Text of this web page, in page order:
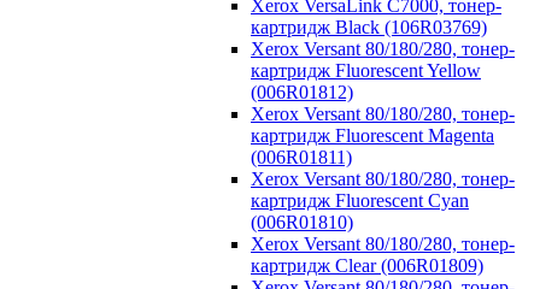
Xerox VersaLink C7000, тонер-
картридж Black (106R03769)
Xerox Versant 80/180/280, тонер-
картридж Fluorescent Yellow
(006R01812)
Xerox Versant 80/180/280, тонер-
картридж Fluorescent Magenta
(006R01811)
Xerox Versant 80/180/280, тонер-
картридж Fluorescent Cyan
(006R01810)
Xerox Versant 80/180/280, тонер-
картридж Clear (006R01809)